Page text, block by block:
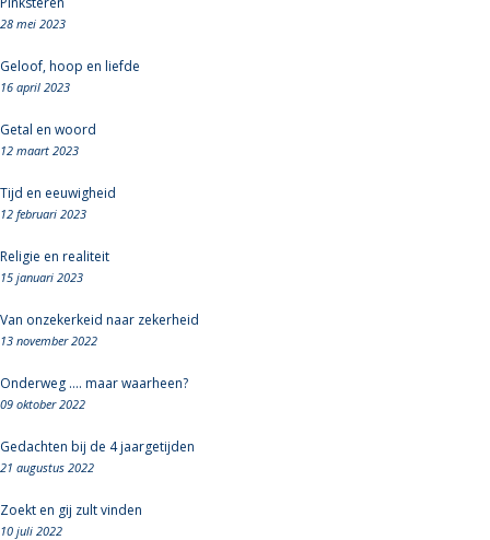
28 mei 2023
Geloof, hoop en liefde
16 april 2023
Getal en woord
12 maart 2023
Tijd en eeuwigheid
12 februari 2023
Religie en realiteit
15 januari 2023
Van onzekerkeid naar zekerheid
13 november 2022
Onderweg .... maar waarheen?
09 oktober 2022
Gedachten bij de 4 jaargetijden
21 augustus 2022
Zoekt en gij zult vinden
10 juli 2022